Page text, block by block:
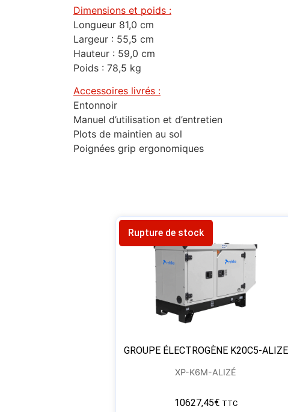
Dimensions et poids :
Longueur 81,0 cm
Largeur : 55,5 cm
Hauteur : 59,0 cm
Poids : 78,5 kg
Accessoires livrés :
Entonnoir
Manuel d’utilisation et d’entretien
Plots de maintien au sol
Poignées grip ergonomiques
Rupture de stock
GROUPE ÉLECTROGÈNE K20C5-ALIZE
XP-K6M-ALIZÉ
10627,45€ TTC